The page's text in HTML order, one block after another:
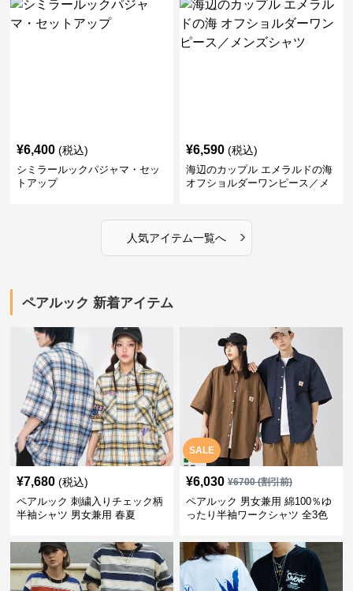
¥6,400 (税込)
シミラールックパジャマ・セッ
トアップ
¥6,590 (税込)
海辺のカップル エメラルドの海
オフショルダーワンピース／メ
人気アイテム一覧へ ›
ペアルック 新着アイテム
¥7,680 (税込)
ペアルック 刺繍入りチェック柄
半袖シャツ 男女兼用 春夏
SALE
¥6,030 ¥6700(割引前)
ペアルック 男女兼用 綿100％ゆ
ったり半袖ワークシャツ 全3色